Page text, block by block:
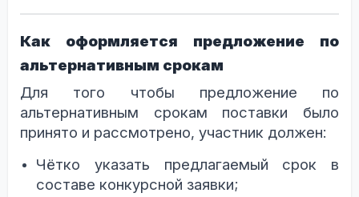
Как оформляется предложение по
альтернативным срокам
Для того чтобы предложение по
альтернативным срокам поставки было
принято и рассмотрено, участник должен:
Чётко указать предлагаемый срок в
составе конкурсной заявки;